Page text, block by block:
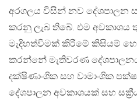
අරගලය විසින් නව දේශපාලන
කරනු ලැබ තිබේ. එම අවකාශය
මැදිහත්වීමක් කිරීමේ කිසියම්
කරන්නේ මැතිවරණ
දක්ෂිණාංශික සහ වාමාංශික
දේශපාලන අවකාශයක් සහ